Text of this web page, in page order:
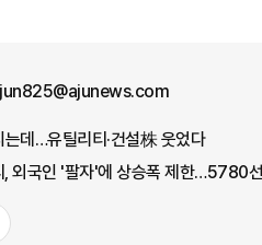
데…유틸리티·건설株 웃었다
, 외국인 '팔자'에 상승폭 제한…5780